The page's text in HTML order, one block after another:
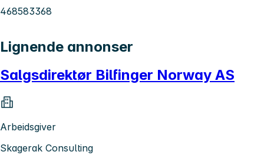
468583368
Lignende annonser
Salgsdirektør Bilfinger Norway AS
Arbeidsgiver
Skagerak Consulting